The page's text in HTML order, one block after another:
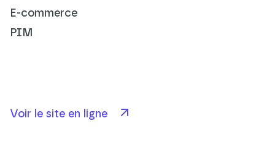
E-commerce
PIM
Voir le site en ligne